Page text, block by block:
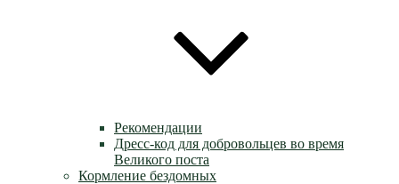
Рекомендации
Дресс-код для добровольцев во время
Великого поста
Кормление бездомных